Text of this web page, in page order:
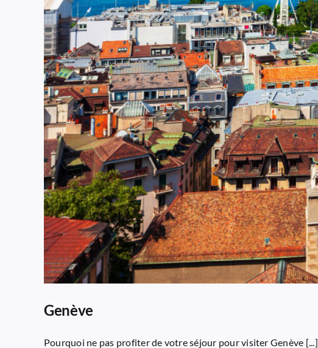
Genève
Pourquoi ne pas profiter de votre séjour pour visiter Genève [...]